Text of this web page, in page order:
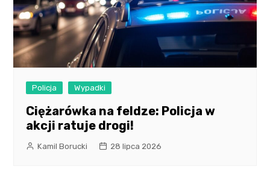
Policja Wypadki
Ciężarówka na feldze: Policja w
akcji ratuje drogi!
Kamil Borucki 28 lipca 2026